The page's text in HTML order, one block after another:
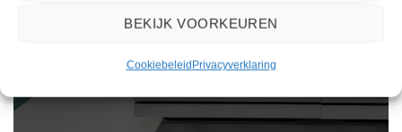
BEKIJK VOORKEUREN
CookiebeleidPrivacyverklaring
Het boeken van een reis via 2Spanje.nl was eenvoudig en duidelijk. De website is
gebruiksvriendelijk en biedt een breed scala aan filters om je te helpen de perfecte
informatie, zoals de prijs, sterren en de locatie.